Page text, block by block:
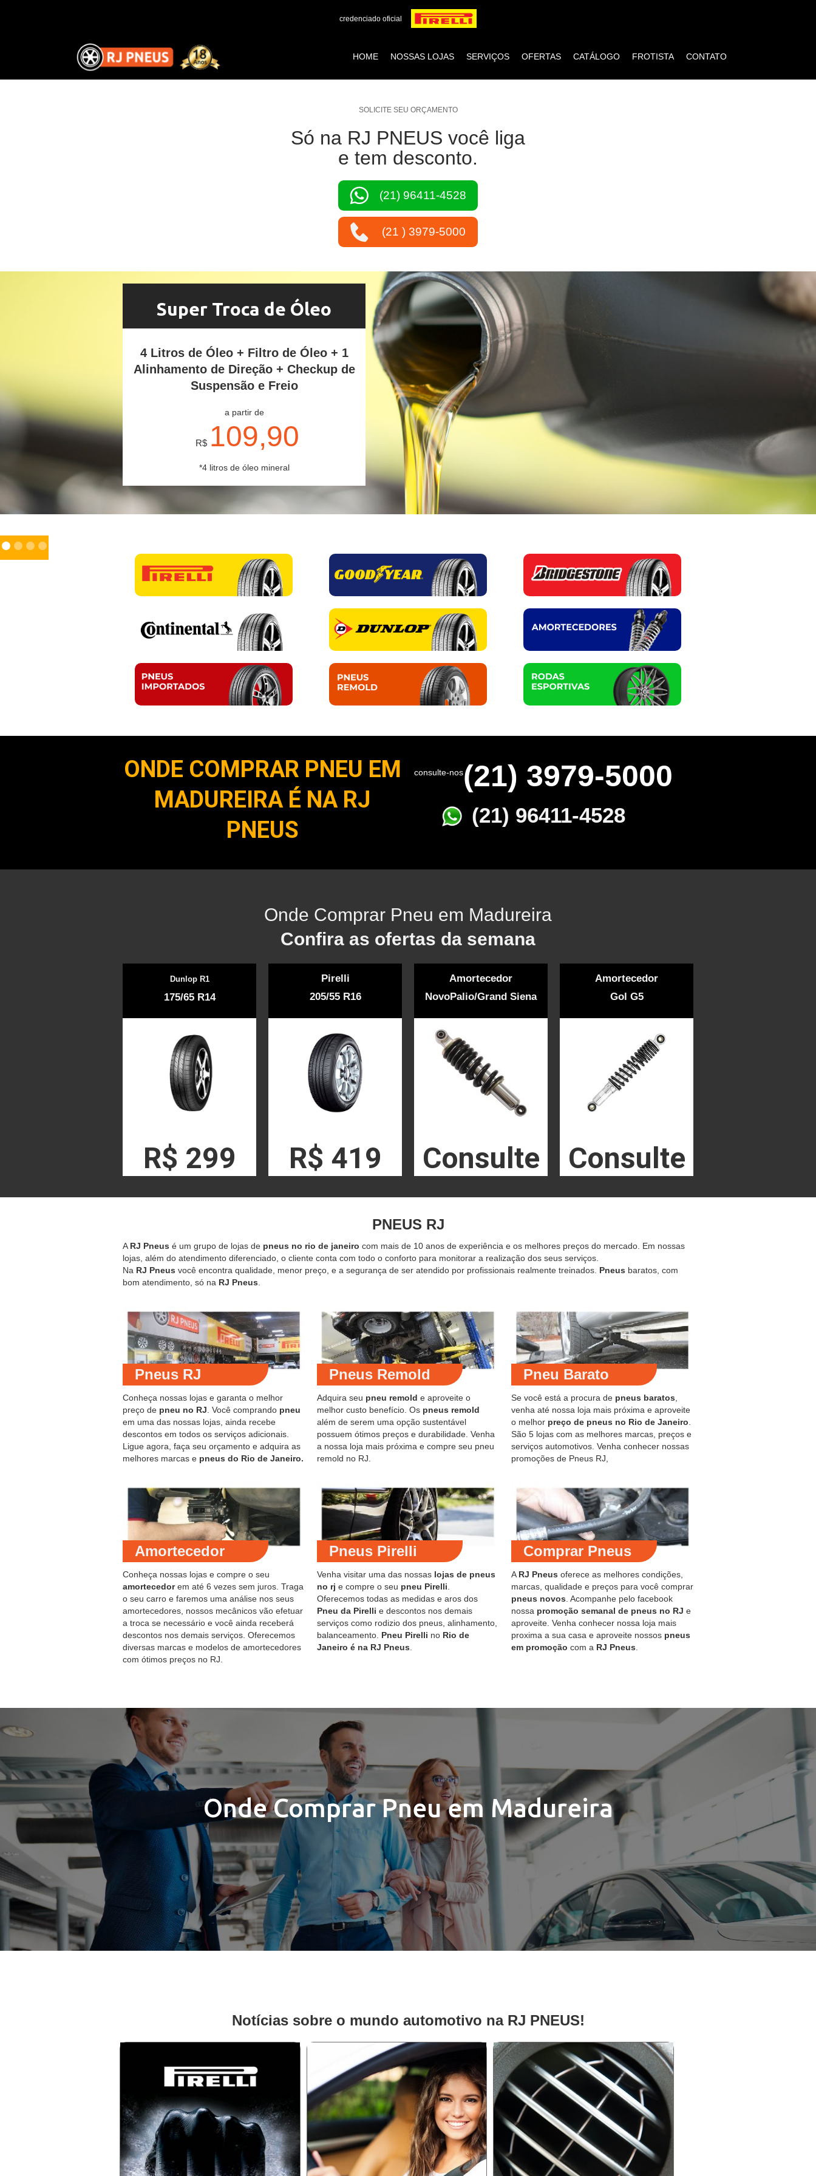
credenciado oficial
HOME NOSSAS LOJAS SERVIÇOS OFERTAS CATÁLOGO FROTISTA CONTATO
SOLICITE SEU ORÇAMENTO
Só na RJ PNEUS você liga
e tem desconto.
(21) 96411-4528
(21 ) 3979-5000
Super Troca de Óleo
4 Litros de Óleo + Filtro de Óleo + 1
Alinhamento de Direção + Checkup de
Suspensão e Freio
a partir de
R$ 109,90
*4 litros de óleo mineral
ONDE COMPRAR PNEU EM
MADUREIRA É NA RJ
PNEUS
consulte-nos(21) 3979-5000
(21) 96411-4528
Onde Comprar Pneu em Madureira
Confira as ofertas da semana
Dunlop R1
175/65 R14
R$ 299
Pirelli
205/55 R16
R$ 419
Amortecedor
NovoPalio/Grand Siena
Consulte
Amortecedor
Gol G5
Consulte
PNEUS RJ
A RJ Pneus é um grupo de lojas de pneus no rio de janeiro com mais de 10 anos de experiência e os melhores preços do mercado. Em nossas
lojas, além do atendimento diferenciado, o cliente conta com todo o conforto para monitorar a realização dos seus serviços.
Na RJ Pneus você encontra qualidade, menor preço, e a segurança de ser atendido por profissionais realmente treinados. Pneus baratos, com
bom atendimento, só na RJ Pneus
Pneus RJ
Conheça nossas lojas e garanta o melhor
preço de pneu no RJ. Você comprando pneu
em uma das nossas lojas, ainda recebe
descontos em todos os serviços adicionais.
Ligue agora, faça seu orçamento e adquira as
melhores marcas e pneus do Rio de Janeiro.
Pneus Remold
Adquira seu pneu remold e aproveite o
melhor custo benefício. Os pneus remold
além de serem uma opção sustentável
possuem ótimos preços e durabilidade. Venha
a nossa loja mais próxima e compre seu pneu
remold no RJ.
Pneu Barato
Se você está a procura de pneus baratos,
venha até nossa loja mais próxima e aproveite
o melhor preço de pneus no Rio de Janeiro.
São 5 lojas com as melhores marcas, preços e
serviços automotivos. Venha conhecer nossas
promoções de Pneus RJ,
Amortecedor
Conheça nossas lojas e compre o seu
amortecedorem até 6 vezes sem juros. Traga
o seu carro e faremos uma análise nos seus
amortecedores, nossos mecânicos vão efetuar
a troca se necessário e você ainda receberá
descontos nos demais serviços. Oferecemos
diversas marcas e modelos de amortecedores
com ótimos preços no RJ.
Pneus Pirelli
Venha visitar uma das nossas lojas de pneus
no rj e compre o seu pneu Pirelli
Oferecemos todas as medidas e aros dos
Pneu da Pirelli e descontos nos demais
serviços como rodizio dos pneus, alinhamento,
balanceamento. Pneu Pirelli no Rio de
Janeiro é na RJ Pneus
Comprar Pneus
A RJ Pneus oferece as melhores condições,
marcas, qualidade e preços para você comprar
pneus novos . Acompanhe pelo facebook
nossa promoção semanal de pneus no RJ e
aproveite. Venha conhecer nossa loja mais
proxima a sua casa e aproveite nossos pneus
em promoção com a RJ Pneus
Onde Comprar Pneu em Madureira
Notícias sobre o mundo automotivo na RJ PNEUS!